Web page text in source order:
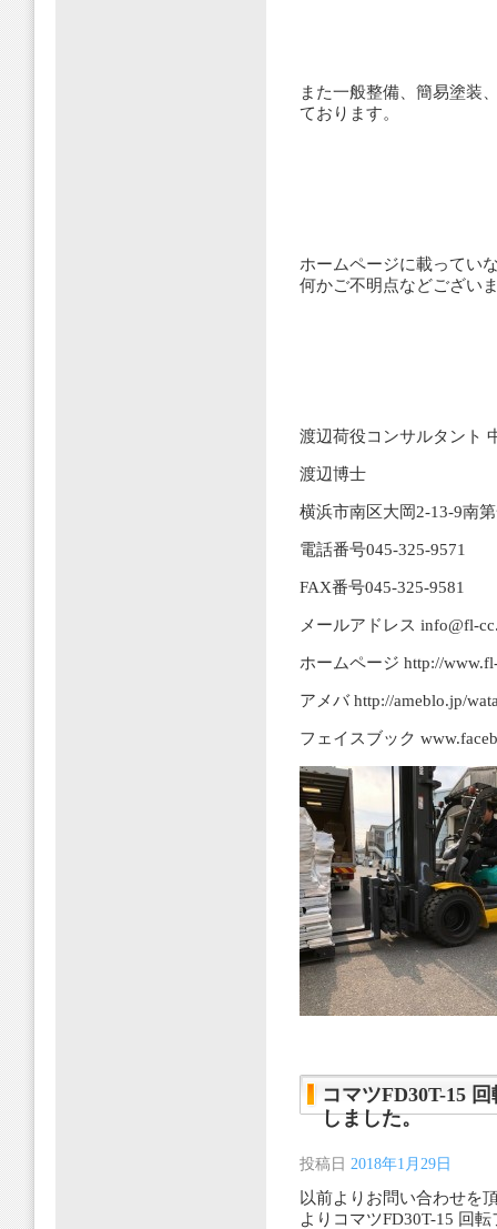
また一般整備、簡易塗装
ております。
ホームページに載ってい
何かご不明点などござい
渡辺荷役コンサルタント
渡辺博士
横浜市南区大岡2-13-9南
電話番号045-325-9571
FAX番号045-325-9581
メールアドレス info@fl-
ホームページ http://
アメバ http://ameblo.jp/
フェイスブック
コマツFD30T-15
しました。
投稿日 2018年1月29日
以前よりお問い合わせを
よりコマツFD30T-15 回